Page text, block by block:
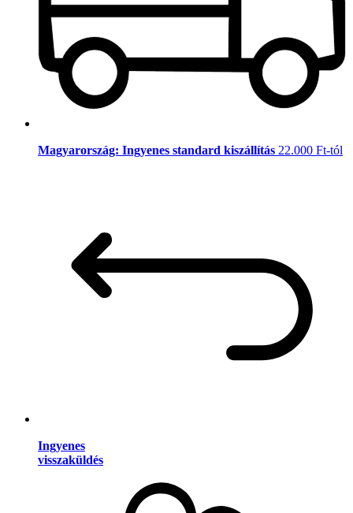
Magyarország: Ingyenes standard kiszállítás 22.000 Ft-tól
Ingyenes
visszaküldés